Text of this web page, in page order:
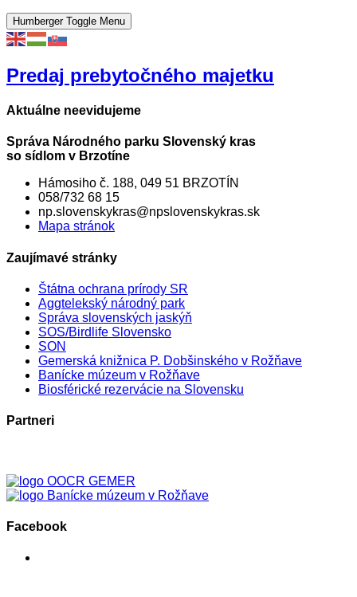
Humberger Toggle Menu
Predaj prebytočného majetku
Aktuálne neevidujeme
Správa Národného parku Slovenský kras
so sídlom v Brzotíne
Hámosiho č. 188, 049 51 BRZOTÍN
058/732 68 15
np.slovenskykras@npslovenskykras.sk
Mapa stránok
Zaujímavé stránky
Štátna ochrana prírody SR
Aggtelekský národný park
Správa slovenských jaskýň
SOS/Birdlife Slovensko
SON
Gemerská knižnica P. Dobšinského v Rožňave
Banícke múzeum v Rožňave
Biosférické rezervácie na Slovensku
Partneri
Facebook